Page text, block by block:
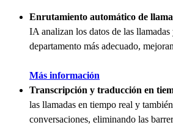
Enrutamiento automático de
IA analizan los datos de las
departamento más adecuado,
Más información
Transcripción y traducción en
las llamadas en tiempo real y
conversaciones, eliminando las